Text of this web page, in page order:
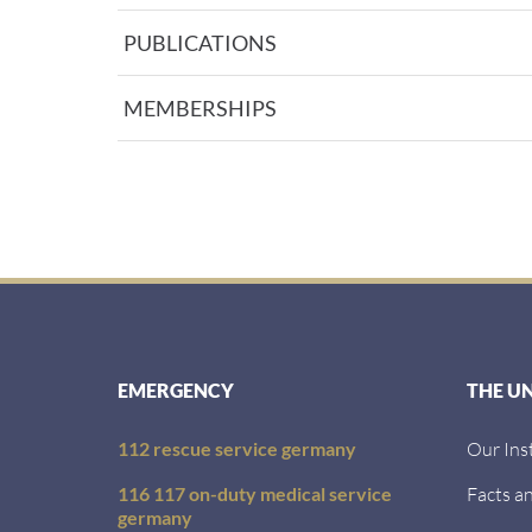
PUBLICATIONS
MEMBERSHIPS
EMERGENCY
112 rescue service germany
116 117 on-duty medical service
germany
THE
Our
Facts